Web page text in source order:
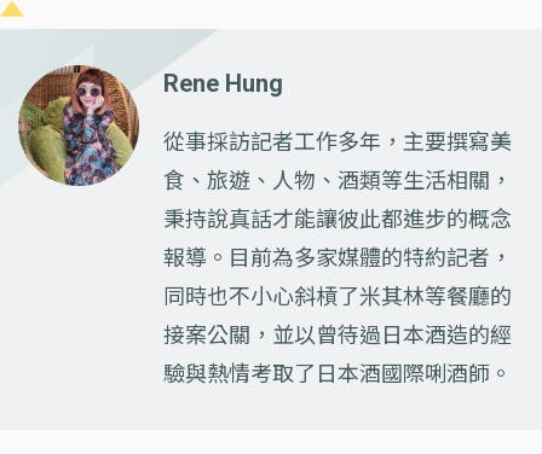
Rene Hung
從事採訪記者工作多年，主要撰寫美
食、旅遊、人物、酒類等生活相關，
秉持說真話才能讓彼此都進步的概念
報導。目前為多家媒體的特約記者，
同時也不小心斜槓了米其林等餐廳的
接案公關，並以曾待過日本酒造的經
驗與熱情考取了日本酒國際唎酒師。